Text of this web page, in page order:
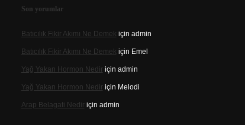
Son yorumlar
Batıcılık Fikir Akımı Ne Demek için admin
Batıcılık Fikir Akımı Ne Demek için Emel
Yağ Yakan Hormon Nediriçin admin
Yağ Yakan Hormon Nediriçin Melodi
Arap Belagati Nediriçin admin